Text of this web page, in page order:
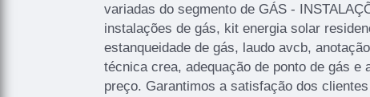
variadas do segmento de GÁS -
instalações de gás, kit energia solar
estanqueidade de gás, laudo avcb,
técnica crea, adequação de ponto de gás e
preço. Garantimos a satisfação dos